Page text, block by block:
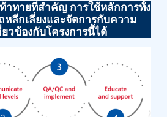
าทายที่สำคัญ การใช้หลักการทั้ง
ลีกเลี่ยงและจัดการกับความ
วข้องกับโครงการนี้ได้